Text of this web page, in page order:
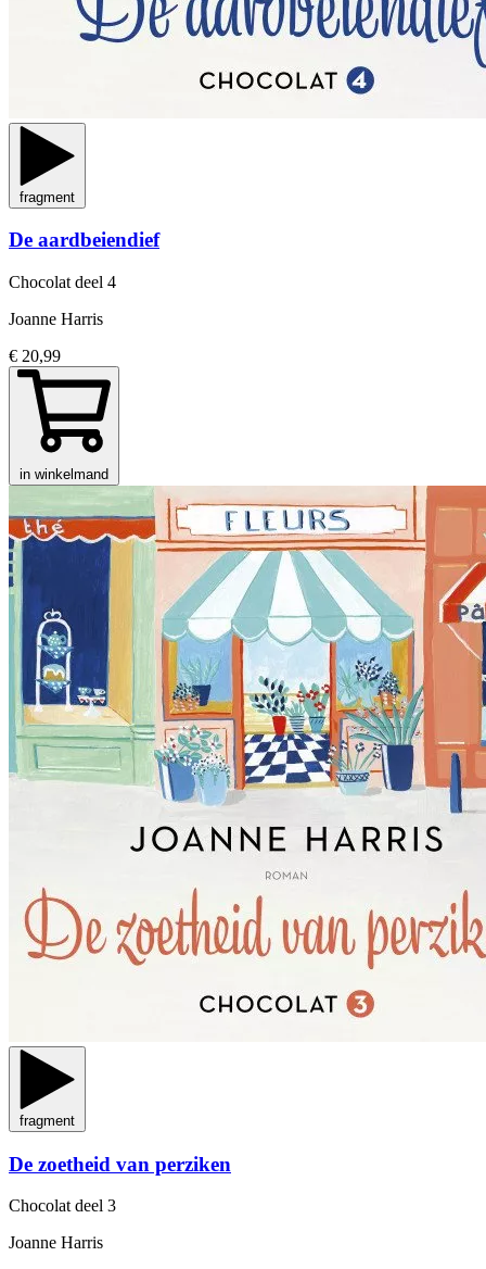
fragment
De aardbeiendief
Chocolat deel 4
Joanne Harris
€ 20,99
in winkelmand
fragment
De zoetheid van perziken
Chocolatdeel 3
Joanne Harris